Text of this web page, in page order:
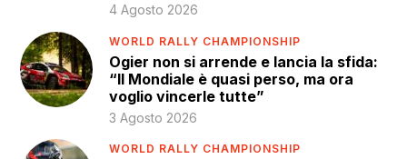
4 Agosto 2026
WORLD RALLY CHAMPIONSHIP
Ogier non si arrende e lancia la sfida:
“Il Mondiale è quasi perso, ma ora
voglio vincerle tutte”
3 Agosto 2026
WORLD RALLY CHAMPIONSHIP